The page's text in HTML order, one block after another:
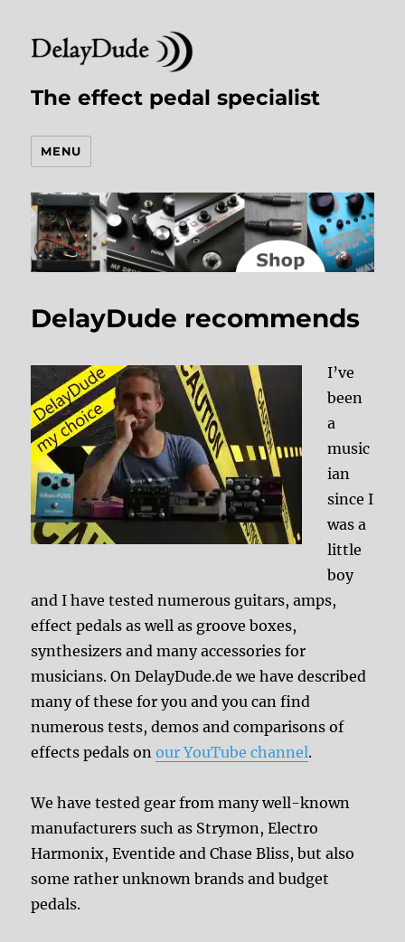
The effect pedal specialist
MENU
DelayDude recommends
I’ve
been
a
music
ian
since I
was a
little
boy
and I have tested numerous guitars, amps,
effect pedals as well as groove boxes,
synthesizers and many accessories for
musicians. On DelayDude.de we have described
many of these for you and you can find
numerous tests, demos and comparisons of
effects pedals onour YouTube channel.
We have tested gear from many well-known
manufacturers such as Strymon, Electro
Harmonix, Eventide and Chase Bliss, but also
some rather unknown brands and budget
pedals.